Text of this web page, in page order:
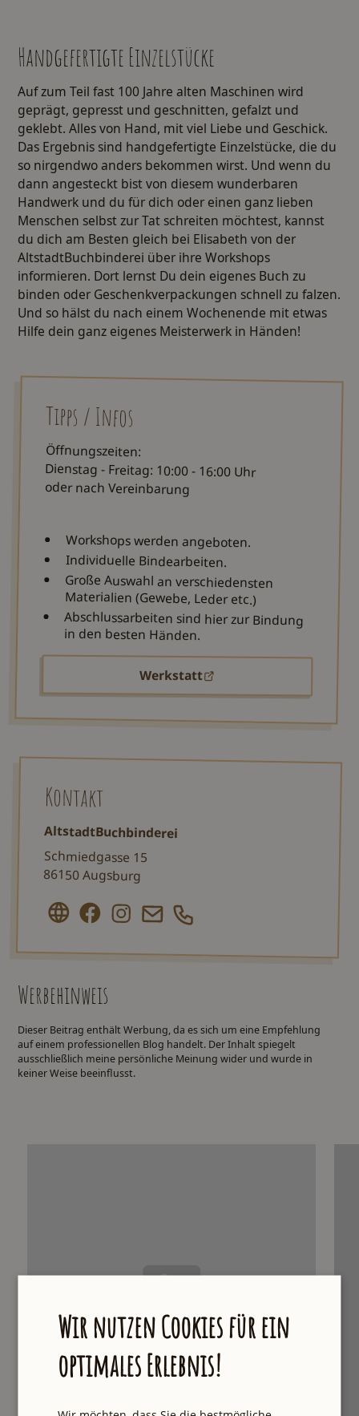
Handgefertigte Einzelstücke
Auf zum Teil fast 100 Jahre alten Maschinen wird
geprägt, gepresst und geschnitten, gefalzt und
geklebt. Alles von Hand, mit viel Liebe und Geschick.
Das Ergebnis sind handgefertigte Einzelstücke, die du
so nirgendwo anders bekommen wirst. Und wenn du
dann angesteckt bist von diesem wunderbaren
Handwerk und du für dich oder einen ganz lieben
Menschen selbst zur Tat schreiten möchtest, kannst
du dich am Besten gleich bei Elisabeth von der
AltstadtBuchbinderei über ihre Workshops
informieren. Dort lernst Du dein eigenes Buch zu
binden oder Geschenkverpackungen schnell zu falzen.
Und so hälst du nach einem Wochenende mit etwas
Hilfe dein ganz eigenes Meisterwerk in Händen!
Kontakt
AltstadtBuchbinderei
Schmiedgasse 15
86150 Augsburg
Tipps / Infos
Öffnungszeiten:
Dienstag - Freitag: 10:00 - 16:00 Uhr
oder nach Vereinbarung
Workshops werden angeboten.
Individuelle Bindearbeiten.
Große Auswahl an verschiedensten
Materialien (Gewebe, Leder etc.)
Abschlussarbeiten sind hier zur Bindung
in den besten Händen.
Werkstatt
Werbehinweis
Dieser Beitrag enthält Werbung, da es sich um eine Empfehlung
auf einem professionellen Blog handelt. Der Inhalt spiegelt
ausschließlich meine persönliche Meinung wider und wurde in
keiner Weise beeinflusst.
Wir nutzen Cookies für ein
optimales Erlebnis!